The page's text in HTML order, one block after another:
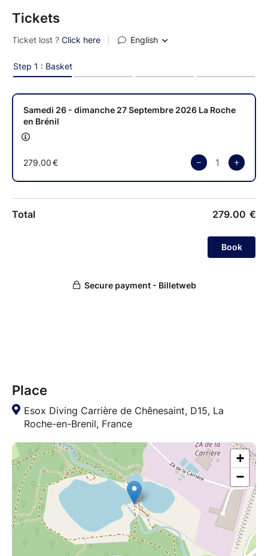
Tickets
Place
Esox Diving Carrière de Chênesaint, D15, La
Roche-en-Brenil, France
+
−